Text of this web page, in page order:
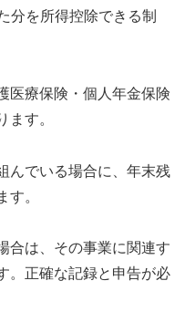
分を所得控除できる制
医療保険・個人年金保険
ます。
んでいる場合に、年末残
す。
合は、その事業に関連す
。正確な記録と申告が必